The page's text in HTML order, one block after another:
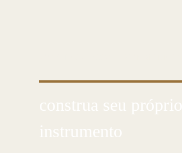
construa seu próprio
instrumento